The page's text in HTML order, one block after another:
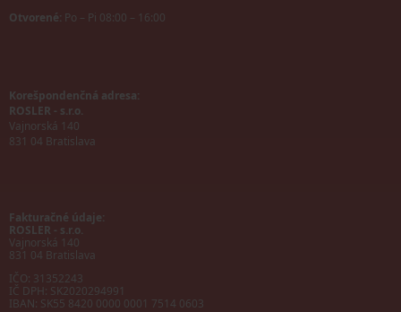
Otvorené: Po – Pi 08:00 – 16:00
Korešpondenčná adresa:
ROSLER - s.r.o.
Vajnorská 140
831 04 Bratislava
Fakturačné údaje:
ROSLER - s.r.o.
Vajnorská 140
831 04 Bratislava
IČO: 31352243
IČ DPH: SK2020294991
IBAN: SK55 8420 0000 0001 7514 0603